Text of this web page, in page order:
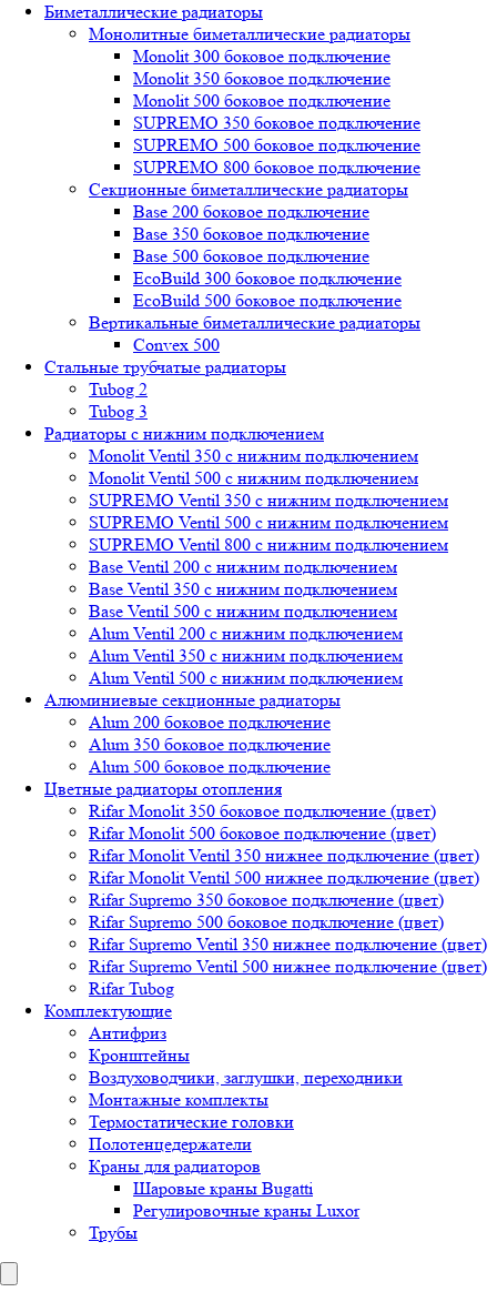
Биметаллические радиаторы
Монолитные биметаллические радиаторы
Mоnоlit 300 боковое подключение
Mоnоlit 350 боковое подключение
Mоnоlit 500 боковое подключение
SUРREMО 350 боковое подключение
SUРREMО 500 боковое подключение
SUРREMО 800 боковое подключение
Секционные биметаллические радиаторы
Base 200 боковое подключение
Base 350 боковое подключение
Base 500 боковое подключение
EcoBuild 300 боковое подключение
EcoBuild 500 боковое подключение
Вертикальные биметаллические радиаторы
Convex 500
Стальные трубчатые радиаторы
Tubog 2
Tubog 3
Радиаторы с нижним подключением
Monolit Ventil 350 с нижним подключением
Monolit Ventil 500 с нижним подключением
SUPREMO Ventil 350 с нижним подключением
SUPREMO Ventil 500 с нижним подключением
SUPREMO Ventil 800 с нижним подключением
Base Ventil 200 с нижним подключением
Base Ventil 350 с нижним подключением
Base Ventil 500 с нижним подключением
Alum Ventil 200 с нижним подключением
Alum Ventil 350 с нижним подключением
Alum Ventil 500 с нижним подключением
Алюминиевые секционные радиаторы
Alum 200 боковое подключение
Alum 350 боковое подключение
Alum 500 боковое подключение
Цветные радиаторы отопления
Rifar Monolit 350 боковое подключение (цвет)
Rifar Monolit 500 боковое подключение (цвет)
Rifar Monolit Ventil 350 нижнее подключение (цвет)
Rifar Monolit Ventil 500 нижнее подключение (цвет)
Rifar Supremo 350 боковое подключение (цвет)
Rifar Supremo 500 боковое подключение (цвет)
Rifar Supremo Ventil 350 нижнее подключение (цвет)
Rifar Supremo Ventil 500 нижнее подключение (цвет)
Rifar Tubog
Комплектующие
Антифриз
Кронштейны
Воздуховодчики, заглушки, переходники
Монтажные комплекты
Термостатические головки
Полотенцедержатели
Краны для радиаторов
Шаровые краны Bugatti
Регулировочные краны Luxor
Трубы